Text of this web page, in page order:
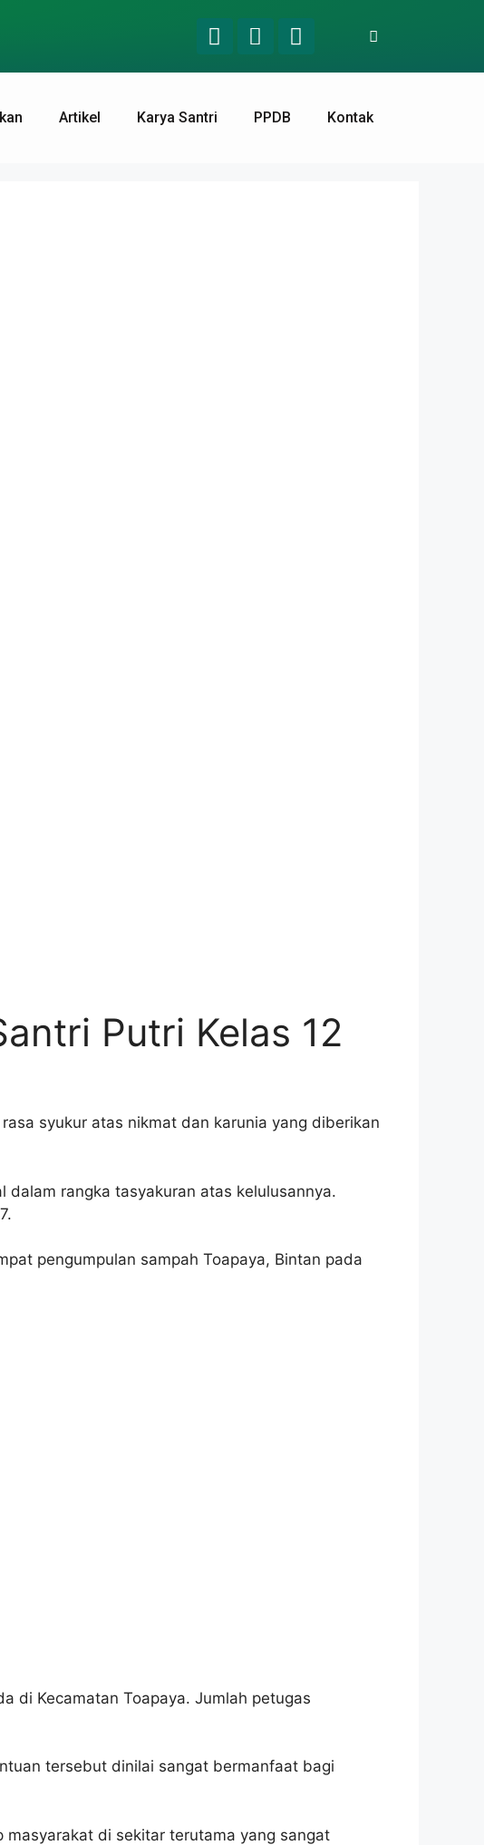
Artikel Karya Santri PPDB Kontak
Putri Kelas 12
syukur atas nikmat dan karunia yang diberikan
dalam rangka tasyakuran atas kelulusannya.
pengumpulan sampah Toapaya, Bintan pada
di Kecamatan Toapaya. Jumlah petugas
tersebut dinilai sangat bermanfaat bagi
masyarakat di sekitar terutama yang sangat